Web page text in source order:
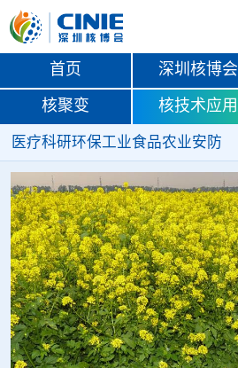
首页 深圳核博会
核聚变 核技术应用
医疗科研环保工业食品农业安防